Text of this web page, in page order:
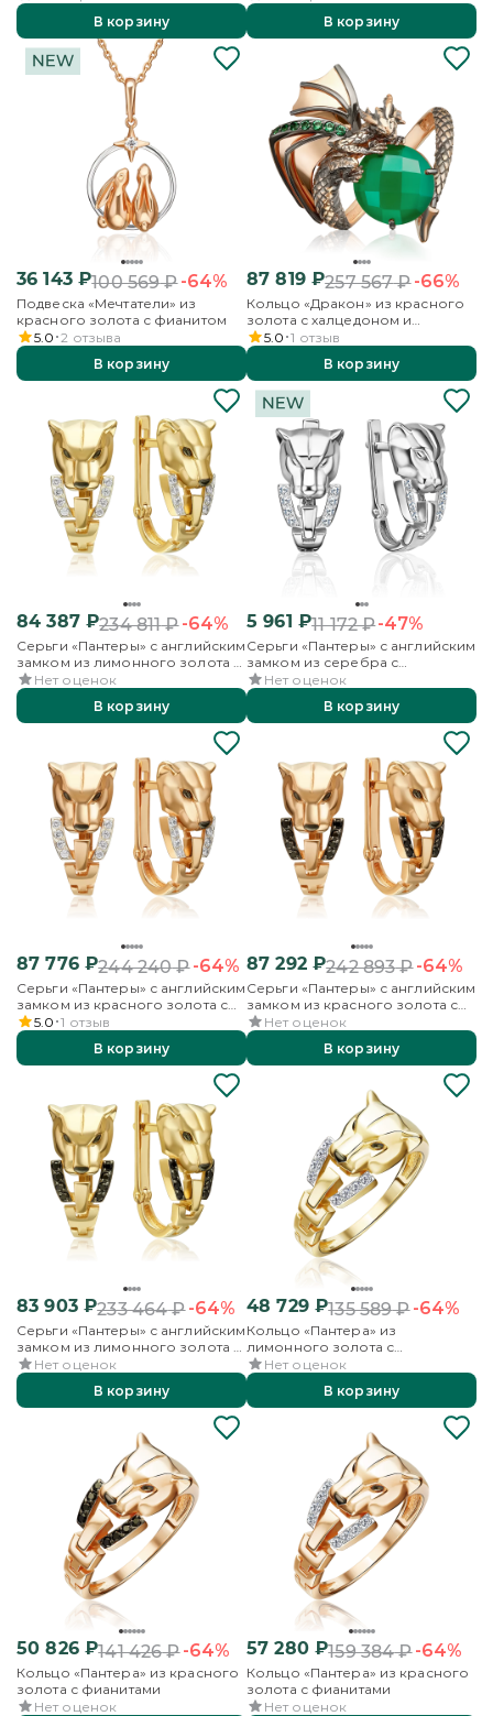
В корзину
В корзину
36 143₽100 569₽-64%
Подвеска «Мечтатели» из
красного золота с фианитом
5.0 2 отзыва
В корзину
87 819₽257 567₽-66%
Кольцо «Дракон» из красного
золота с халцедоном и
фианитами
5.0 1 отзыв
В корзину
84 387₽234 811₽-64%
Серьги «Пантеры» с английским
замком из лимонного золота с
фианитами
Нет оценок
В корзину
5 961 ₽11 172₽-47%
Серьги «Пантеры» с английским
замком из серебра с
фианитами
Нет оценок
В корзину
87 776₽244 240₽-64%
Серьги «Пантеры» с английским
замком из красного золота с
фианитами
5.0 1 отзыв
В корзину
87 292₽242 893₽-64%
Серьги «Пантеры» с английским
замком из красного золота с
фианитами
Нет оценок
В корзину
83 903₽233 464₽-64%
Серьги «Пантеры» с английским
замком из лимонного золота с
фианитами
Нет оценок
В корзину
48 729₽135 589₽-64%
Кольцо «Пантера» из
лимонного золота с
фианитами
Нет оценок
В корзину
50 826₽141 426₽-64%
Кольцо «Пантера» из красного
золота с фианитами
Нет оценок
57 280₽159 384₽-64%
Кольцо «Пантера» из красного
золота с фианитами
Нет оценок